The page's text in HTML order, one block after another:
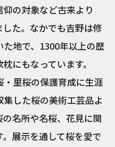
の対象など古来より
た。なかでも吉野は修
地で、1300年以上の歴
にもなっています。
里桜の保護育成に生涯
した桜の美術工芸品よ
名所や名桜、花見に関
展示を通して桜を愛で